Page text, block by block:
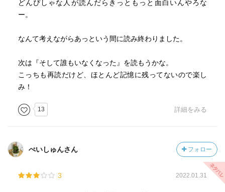
どんぴしゃな人が読んだらきっともっと面白いんやろな
ー。
なんて考えながらあっという間に読み終わりました。
次は『そして誰もいなくなった』を読もうかな。
こっちも再読だけど、ほとんど記憶に残ってないので楽し
み！
13 詳細をみる
ぺいしゅんさん フォロー
3 2022.01.31